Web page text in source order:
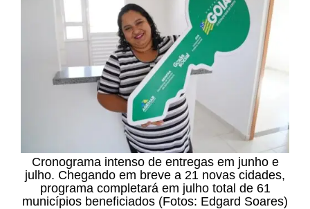
Cronograma intenso de entregas em junho e
julho. Chegando em breve a 21 novas cidades,
programa completará em julho total de 61
municípios beneficiados (Fotos: Edgard Soares)